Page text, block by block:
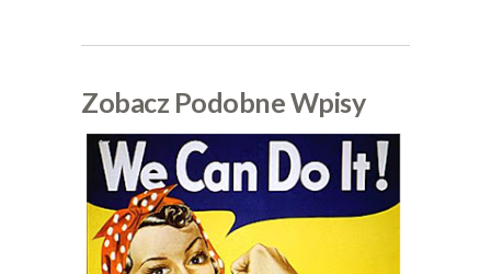
Zobacz Podobne Wpisy